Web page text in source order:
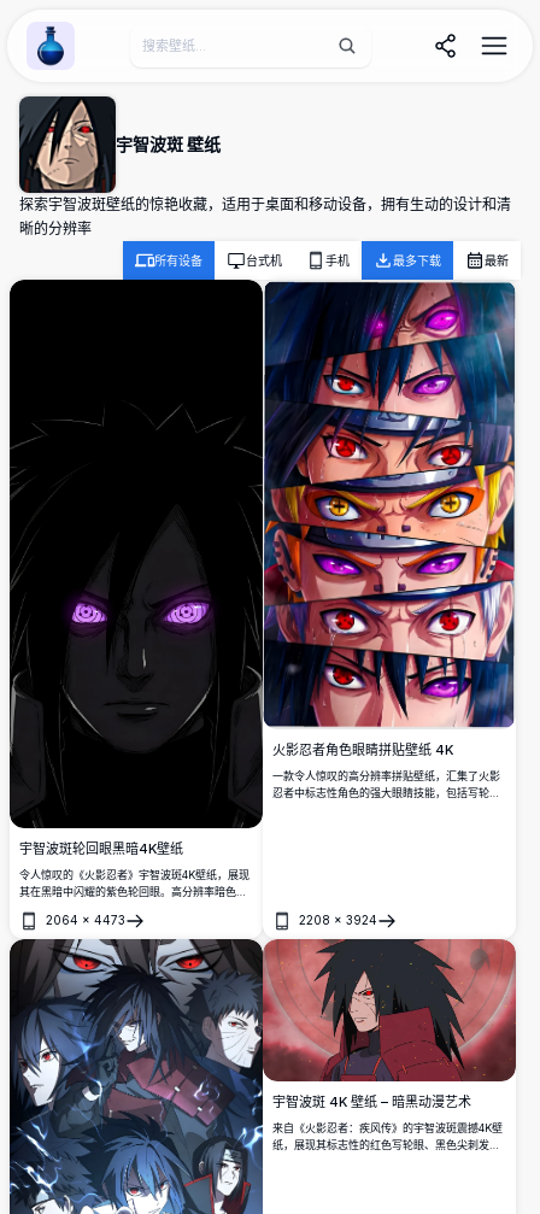
Wallpaper Alchemy
宇智波斑 壁纸
探索宇智波斑壁纸的惊艳收藏，适用于桌面和移动设备，拥有生动的设计和清
晰的分辨率
所有设备 台式机 手机 最多下载 最新
宇智波斑轮回眼黑暗4K壁纸
令人惊叹的《火影忍者》宇智波斑4K壁纸，展现
其在黑暗中闪耀的紫色轮回眼。高分辨率暗色主
2064 × 4473
打开
火影忍者角色眼睛拼贴壁纸 4K
一款令人惊叹的高分辨率拼贴壁纸，汇集了火影
忍者中标志性角色的强大眼睛技能，包括写轮
2208 × 3924
打开
宇智波斑 4K 壁纸 – 暗黑动漫艺术
来自《火影忍者：疾风传》的宇智波斑震撼4K壁
纸，展现其标志性的红色写轮眼、黑色尖刺发型